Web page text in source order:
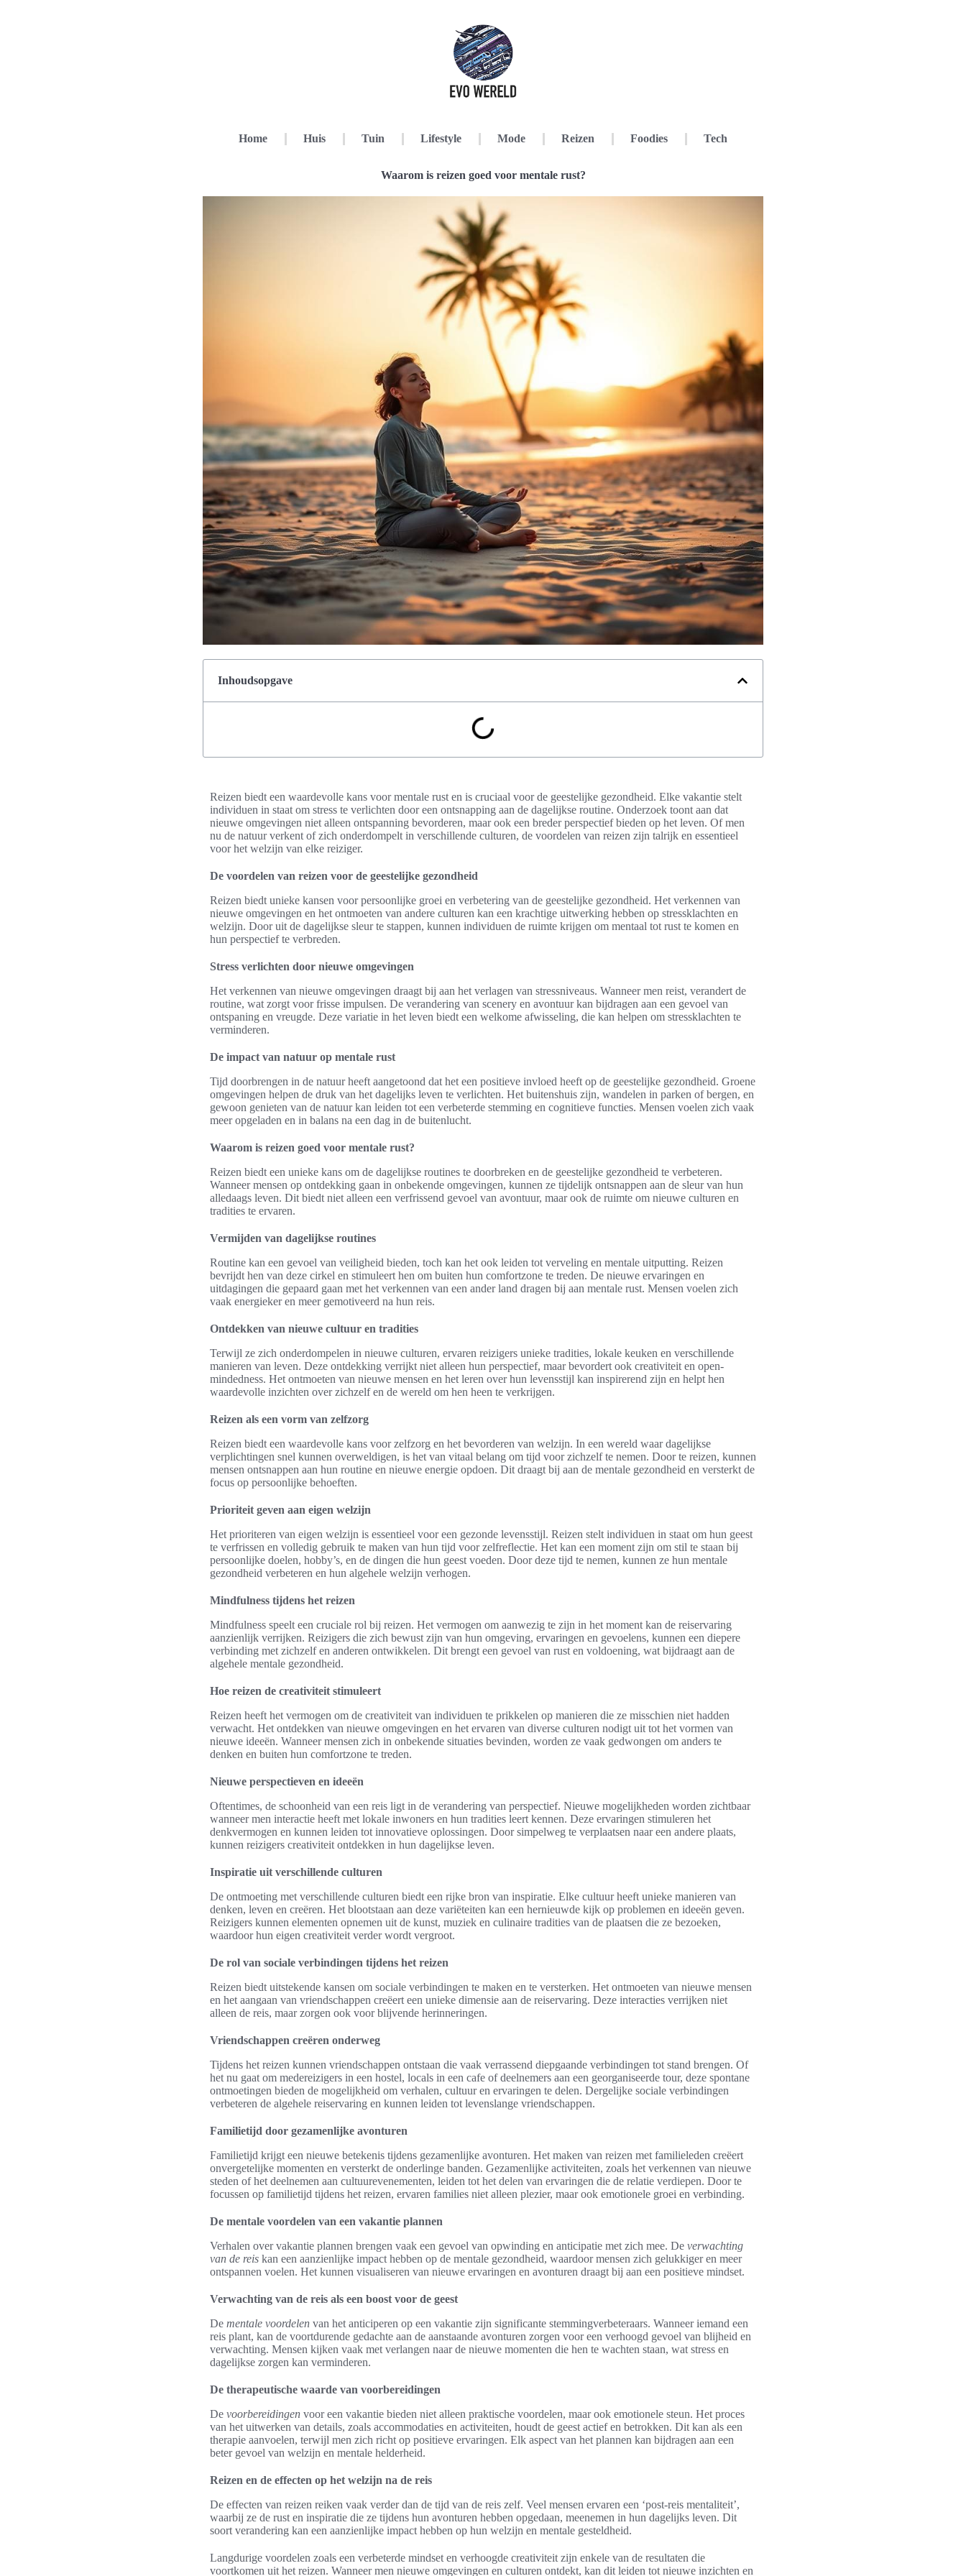
Home Huis Tuin Lifestyle Mode Reizen Foodies Tech
Waarom is reizen goed voor mentale rust?
Inhoudsopgave
Reizen biedt een waardevolle kans voor mentale rust en is cruciaal voor de geestelijke gezondheid. Elke vakantie stelt
individuen in staat om stress te verlichten door een ontsnapping aan de dagelijkse routine. Onderzoek toont aan dat
nieuwe omgevingen niet alleen ontspanning bevorderen, maar ook een breder perspectief bieden op het leven. Of men
nu de natuur verkent of zich onderdompelt in verschillende culturen, de voordelen van reizen zijn talrijk en essentieel
voor het welzijn van elke reiziger.
De voordelen van reizen voor de geestelijke gezondheid
Reizen biedt unieke kansen voor persoonlijke groei en verbetering van de geestelijke gezondheid. Het verkennen van
nieuwe omgevingen en het ontmoeten van andere culturen kan een krachtige uitwerking hebben op stressklachten en
welzijn. Door uit de dagelijkse sleur te stappen, kunnen individuen de ruimte krijgen om mentaal tot rust te komen en
hun perspectief te verbreden.
Stress verlichten door nieuwe omgevingen
Het verkennen van nieuwe omgevingen draagt bij aan het verlagen van stressniveaus. Wanneer men reist, verandert de
routine, wat zorgt voor frisse impulsen. De verandering van scenery en avontuur kan bijdragen aan een gevoel van
ontspaning en vreugde. Deze variatie in het leven biedt een welkome afwisseling, die kan helpen om stressklachten te
verminderen.
De impact van natuur op mentale rust
Tijd doorbrengen in de natuur heeft aangetoond dat het een positieve invloed heeft op de geestelijke gezondheid. Groene
omgevingen helpen de druk van het dagelijks leven te verlichten. Het buitenshuis zijn, wandelen in parken of bergen, en
gewoon genieten van de natuur kan leiden tot een verbeterde stemming en cognitieve functies. Mensen voelen zich vaak
meer opgeladen en in balans na een dag in de buitenlucht.
Waarom is reizen goed voor mentale rust?
Reizen biedt een unieke kans om de dagelijkse routines te doorbreken en de geestelijke gezondheid te verbeteren.
Wanneer mensen op ontdekking gaan in onbekende omgevingen, kunnen ze tijdelijk ontsnappen aan de sleur van hun
alledaags leven. Dit biedt niet alleen een verfrissend gevoel van avontuur, maar ook de ruimte om nieuwe culturen en
tradities te ervaren.
Vermijden van dagelijkse routines
Routine kan een gevoel van veiligheid bieden, toch kan het ook leiden tot verveling en mentale uitputting. Reizen
bevrijdt hen van deze cirkel en stimuleert hen om buiten hun comfortzone te treden. De nieuwe ervaringen en
uitdagingen die gepaard gaan met het verkennen van een ander land dragen bij aan mentale rust. Mensen voelen zich
vaak energieker en meer gemotiveerd na hun reis.
Ontdekken van nieuwe cultuur en tradities
Terwijl ze zich onderdompelen in nieuwe culturen, ervaren reizigers unieke tradities, lokale keuken en verschillende
manieren van leven. Deze ontdekking verrijkt niet alleen hun perspectief, maar bevordert ook creativiteit en open-
mindedness. Het ontmoeten van nieuwe mensen en het leren over hun levensstijl kan inspirerend zijn en helpt hen
waardevolle inzichten over zichzelf en de wereld om hen heen te verkrijgen.
Reizen als een vorm van zelfzorg
Reizen biedt een waardevolle kans voor zelfzorg en het bevorderen van welzijn. In een wereld waar dagelijkse
verplichtingen snel kunnen overweldigen, is het van vitaal belang om tijd voor zichzelf te nemen. Door te reizen, kunnen
mensen ontsnappen aan hun routine en nieuwe energie opdoen. Dit draagt bij aan de mentale gezondheid en versterkt de
focus op persoonlijke behoeften.
Prioriteit geven aan eigen welzijn
Het prioriteren van eigen welzijn is essentieel voor een gezonde levensstijl. Reizen stelt individuen in staat om hun geest
te verfrissen en volledig gebruik te maken van hun tijd voor zelfreflectie. Het kan een moment zijn om stil te staan bij
persoonlijke doelen, hobby’s, en de dingen die hun geest voeden. Door deze tijd te nemen, kunnen ze hun mentale
gezondheid verbeteren en hun algehele welzijn verhogen.
Mindfulness tijdens het reizen
Mindfulness speelt een cruciale rol bij reizen. Het vermogen om aanwezig te zijn in het moment kan de reiservaring
aanzienlijk verrijken. Reizigers die zich bewust zijn van hun omgeving, ervaringen en gevoelens, kunnen een diepere
verbinding met zichzelf en anderen ontwikkelen. Dit brengt een gevoel van rust en voldoening, wat bijdraagt aan de
algehele mentale gezondheid.
Hoe reizen de creativiteit stimuleert
Reizen heeft het vermogen om de creativiteit van individuen te prikkelen op manieren die ze misschien niet hadden
verwacht. Het ontdekken van nieuwe omgevingen en het ervaren van diverse culturen nodigt uit tot het vormen van
nieuwe ideeën. Wanneer mensen zich in onbekende situaties bevinden, worden ze vaak gedwongen om anders te
denken en buiten hun comfortzone te treden.
Nieuwe perspectieven en ideeën
Oftentimes, de schoonheid van een reis ligt in de verandering van perspectief. Nieuwe mogelijkheden worden zichtbaar
wanneer men interactie heeft met lokale inwoners en hun tradities leert kennen. Deze ervaringen stimuleren het
denkvermogen en kunnen leiden tot innovatieve oplossingen. Door simpelweg te verplaatsen naar een andere plaats,
kunnen reizigers creativiteit ontdekken in hun dagelijkse leven.
Inspiratie uit verschillende culturen
De ontmoeting met verschillende culturen biedt een rijke bron van inspiratie. Elke cultuur heeft unieke manieren van
denken, leven en creëren. Het blootstaan aan deze variëteiten kan een hernieuwde kijk op problemen en ideeën geven.
Reizigers kunnen elementen opnemen uit de kunst, muziek en culinaire tradities van de plaatsen die ze bezoeken,
waardoor hun eigen creativiteit verder wordt vergroot.
De rol van sociale verbindingen tijdens het reizen
Reizen biedt uitstekende kansen om sociale verbindingen te maken en te versterken. Het ontmoeten van nieuwe mensen
en het aangaan van vriendschappen creëert een unieke dimensie aan de reiservaring. Deze interacties verrijken niet
alleen de reis, maar zorgen ook voor blijvende herinneringen.
Vriendschappen creëren onderweg
Tijdens het reizen kunnen vriendschappen ontstaan die vaak verrassend diepgaande verbindingen tot stand brengen. Of
het nu gaat om medereizigers in een hostel, locals in een cafe of deelnemers aan een georganiseerde tour, deze spontane
ontmoetingen bieden de mogelijkheid om verhalen, cultuur en ervaringen te delen. Dergelijke sociale verbindingen
verbeteren de algehele reiservaring en kunnen leiden tot levenslange vriendschappen.
Familietijd door gezamenlijke avonturen
Familietijd krijgt een nieuwe betekenis tijdens gezamenlijke avonturen. Het maken van reizen met familieleden creëert
onvergetelijke momenten en versterkt de onderlinge banden. Gezamenlijke activiteiten, zoals het verkennen van nieuwe
steden of het deelnemen aan cultuurevenementen, leiden tot het delen van ervaringen die de relatie verdiepen. Door te
focussen op familietijd tijdens het reizen, ervaren families niet alleen plezier, maar ook emotionele groei en verbinding.
De mentale voordelen van een vakantie plannen
Verhalen over vakantie plannen brengen vaak een gevoel van opwinding en anticipatie met zich mee. De verwachting
van de reis kan een aanzienlijke impact hebben op de mentale gezondheid, waardoor mensen zich gelukkiger en meer
ontspannen voelen. Het kunnen visualiseren van nieuwe ervaringen en avonturen draagt bij aan een positieve mindset.
Verwachting van de reis als een boost voor de geest
De mentale voordelen van het anticiperen op een vakantie zijn significante stemmingverbeteraars. Wanneer iemand een
reis plant, kan de voortdurende gedachte aan de aanstaande avonturen zorgen voor een verhoogd gevoel van blijheid en
verwachting. Mensen kijken vaak met verlangen naar de nieuwe momenten die hen te wachten staan, wat stress en
dagelijkse zorgen kan verminderen.
De therapeutische waarde van voorbereidingen
De voorbereidingen voor een vakantie bieden niet alleen praktische voordelen, maar ook emotionele steun. Het proces
van het uitwerken van details, zoals accommodaties en activiteiten, houdt de geest actief en betrokken. Dit kan als een
therapie aanvoelen, terwijl men zich richt op positieve ervaringen. Elk aspect van het plannen kan bijdragen aan een
beter gevoel van welzijn en mentale helderheid.
Reizen en de effecten op het welzijn na de reis
De effecten van reizen reiken vaak verder dan de tijd van de reis zelf. Veel mensen ervaren een ‘post-reis mentaliteit’,
waarbij ze de rust en inspiratie die ze tijdens hun avonturen hebben opgedaan, meenemen in hun dagelijks leven. Dit
soort verandering kan een aanzienlijke impact hebben op hun welzijn en mentale gesteldheid.
Langdurige voordelen zoals een verbeterde mindset en verhoogde creativiteit zijn enkele van de resultaten die
voortkomen uit het reizen. Wanneer men nieuwe omgevingen en culturen ontdekt, kan dit leiden tot nieuwe inzichten en